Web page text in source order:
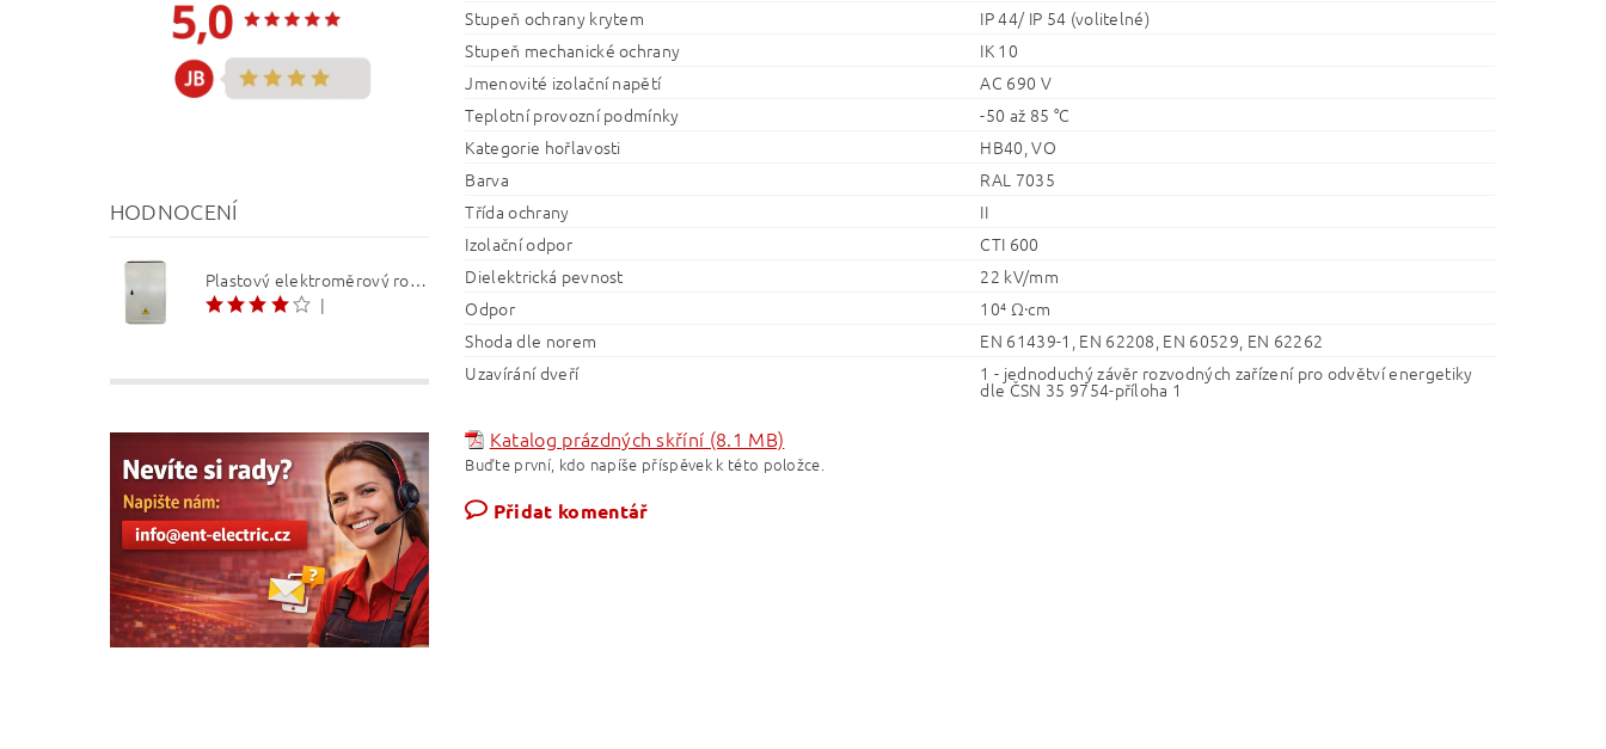
HODNOCENÍ
Plastový elektroměrový rozvaděč ER 212 NVP7P 40A QM (3f 1/2 S) 1bod. (O3/4)
|
Stupeň ochrany krytem
IP 44/ IP 54 (volitelné)
Stupeň mechanické ochrany
IK 10
Jmenovité izolační napětí
AC 690 V
Teplotní provozní podmínky
-50 až 85 °C
Kategorie hořlavosti
HB40, VO
Barva
RAL 7035
Třída ochrany
II
Izolační odpor
CTI 600
Dielektrická pevnost
22 kV/mm
Odpor
10⁴ Ω·cm
Shoda dle norem
EN 61439-1, EN 62208, EN 60529, EN 62262
Uzavírání dveří
1 - jednoduchý závěr rozvodných zařízení pro odvětví energetiky
dle ČSN 35 9754-příloha 1
Katalog prázdných skříní (8.1 MB)
Buďte první, kdo napíše příspěvek k této položce.
Přidat komentář